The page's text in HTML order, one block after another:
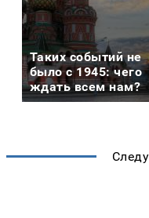
Таких событий не
было с 1945: чего
ждать всем нам?